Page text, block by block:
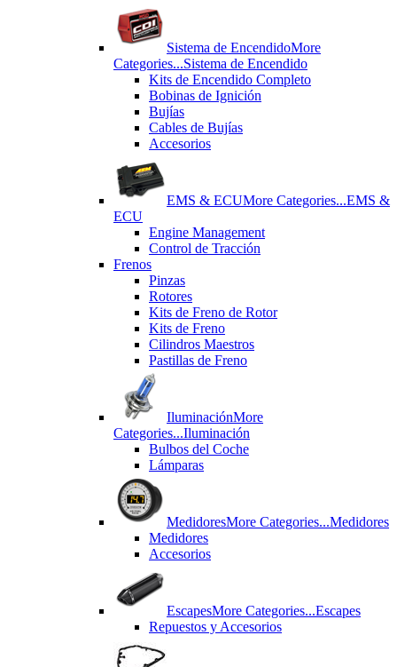
Sistema de EncendidoMore
Categories...Sistema de Encendido
Kits de Encendido Completo
Bobinas de Ignición
Bujías
Cables de Bujías
Accesorios
EMS & ECUMore Categories...EMS &
ECU
Engine Management
Control de Tracción
Frenos
Pinzas
Rotores
Kits de Freno de Rotor
Kits de Freno
Cilindros Maestros
Pastillas de Freno
IluminaciónMore
Categories...Iluminación
Bulbos del Coche
Lámparas
MedidoresMore Categories...Medidores
Medidores
Accesorios
EscapesMore Categories...Escapes
Repuestos y Accesorios